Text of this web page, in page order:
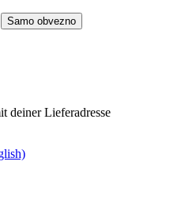
Samo obvezno
deiner Lieferadresse